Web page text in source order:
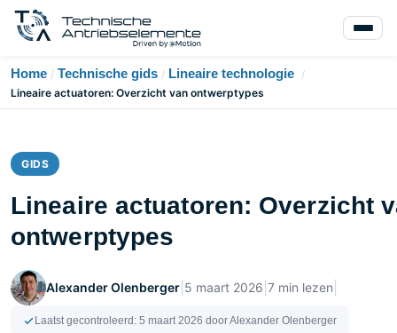
Home / Technische gids / Lineaire technologie /
Lineaire actuatoren: Overzicht van ontwerptypes
GIDS
Lineaire actuatoren: Overzicht
ontwerptypes
Alexander Olenberger 5 maart 2026 7 min lezen
Laatst gecontroleerd: 5 maart 2026 door Alexander Olenberger